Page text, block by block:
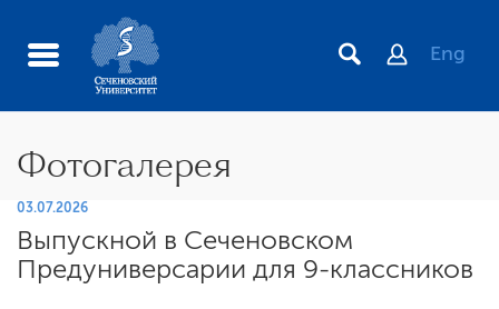
Eng
Фотогалерея
03.07.2026
Выпускной в Сеченовском
Предуниверсарии для 9-классников